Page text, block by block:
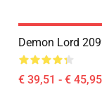
Demon Lord
€ 39,51 - € 45,95